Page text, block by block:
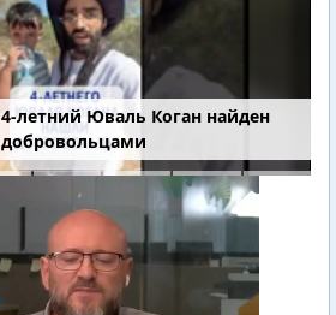
4-летний Юваль Коган найден
добровольцами